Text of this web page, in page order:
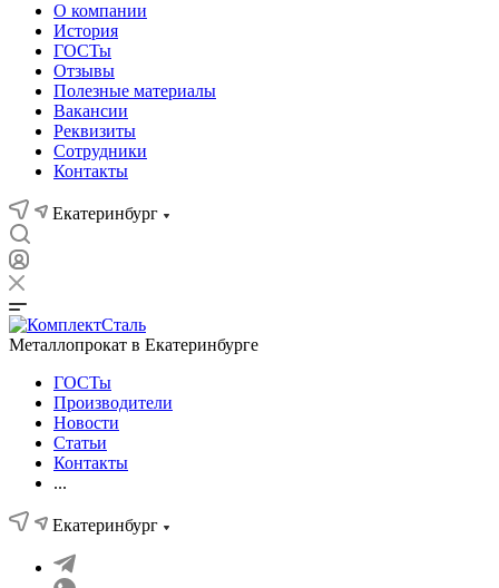
О компании
История
ГОСТы
Отзывы
Полезные материалы
Вакансии
Реквизиты
Сотрудники
Контакты
Екатеринбург
Металлопрокат в Екатеринбурге
ГОСТы
Производители
Новости
Статьи
Контакты
...
Екатеринбург